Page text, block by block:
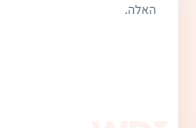
האלה.